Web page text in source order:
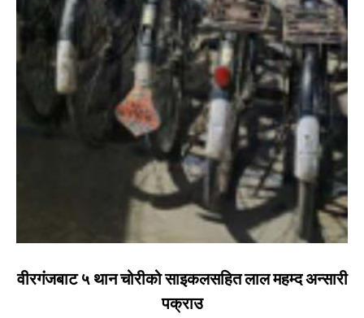
वीरगंजबाट ५ थान चोरीको साइकलसहित लाल महम्द अन्सारी
पक्राउ